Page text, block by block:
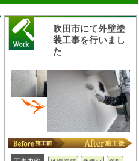
吹田市にて外壁塗
装工事を行いまし
た